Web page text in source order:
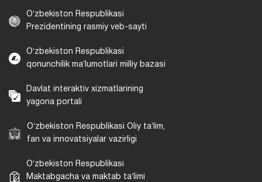
Oʻzbekiston Respublikasi
Prezidentining rasmiy veb-sayti
Oʻzbekiston Respublikasi
qonunchilik maʼlumotlari milliy bazasi
Davlat interaktiv xizmatlarining
yagona portali
Oʻzbekiston Respublikasi Oliy taʼlim,
fan va innovatsiyalar vazirligi
Oʻzbekiston Respublikasi
Maktabgacha va maktab taʼlimi